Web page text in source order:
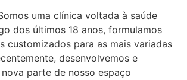
uma clínica voltada à saúde
dos últimos 18 anos, formulamos
customizados para as mais variadas
desenvolvemos e
parte de nosso espaço